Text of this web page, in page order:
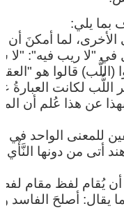
بما يلي:
لما أمكنَ أن
في ‏"‏لا ريب فيه":‏
(اللُّب) قالوا هو
اللُّب لكانت العبارةُ
عن هذا عُلم أن
للمعنى الواحد في
أتى من دونها النَّأْي
أن يُقام لفظ مقام
يقال‏:‏ أصلحَ الفاسد